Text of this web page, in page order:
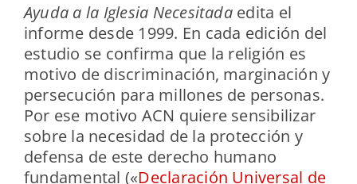
Ayuda a la Iglesia Necesitadaedita el
informe desde 1999. En cada edición del
estudio se confirma que la religión es
motivo de discriminación, marginación y
persecución para millones de personas.
Por ese motivo ACN quiere sensibilizar
sobre la necesidad de la protección y
defensa de este derecho humano
fundamental («Declaración Universal de